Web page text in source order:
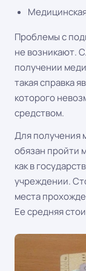
Проблемы с
не возникают.
получении
такая справка
которого
средством.
Для получения
обязан пройти
как в
учреждении.
места
Ее средняя